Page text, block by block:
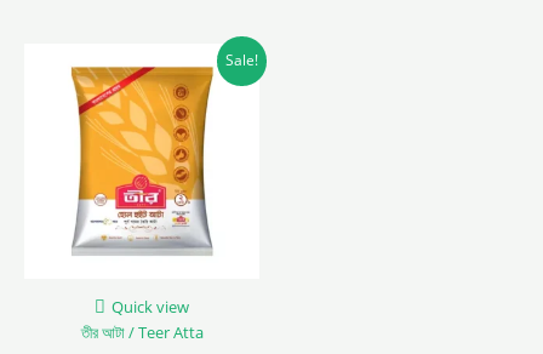
Sale!
Quick view
তীর আটা / Teer Atta
This
product
has
multiple
variants.
The
options
may
be
the
product